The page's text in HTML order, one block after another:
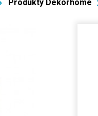
Produkty Dekorhome